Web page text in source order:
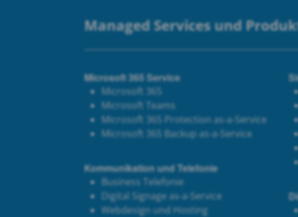
Managed Services und
Microsoft 365 Service
Microsoft 365
Microsoft Teams
Microsoft 365 Protection as-a-Service
Microsoft 365 Backup as-a-Service
Kommunikation und Telefonie
Business Telefonie
Digital Signage as-a-Service
Webdesign und Hosting